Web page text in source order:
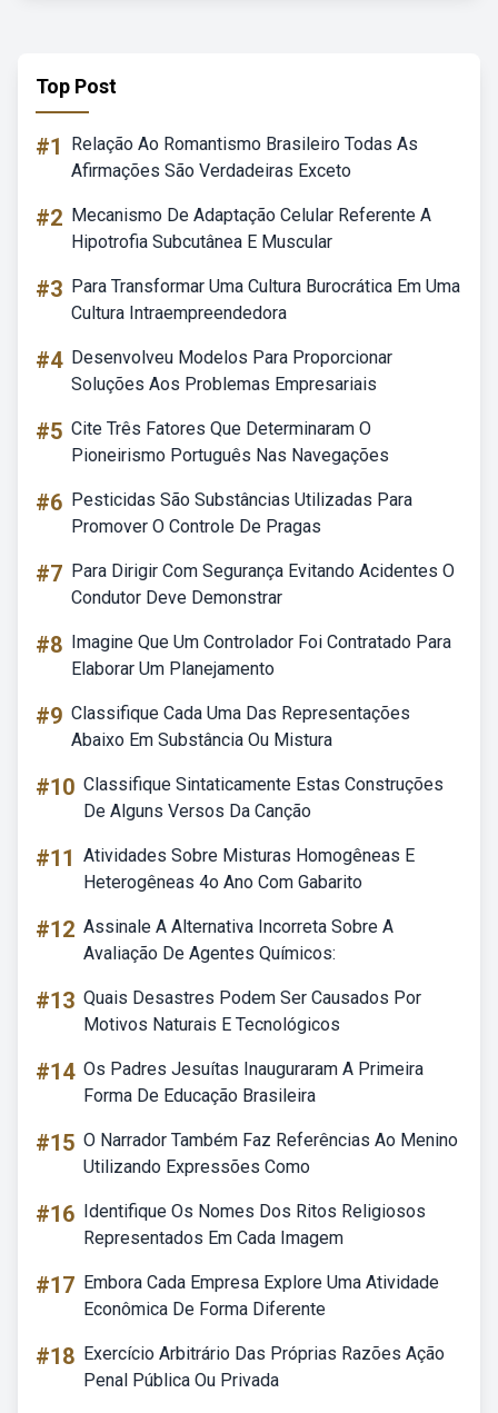
Top Post
#1
Relação Ao Romantismo Brasileiro Todas As
Afirmações São Verdadeiras Exceto
#2 Mecanismo De Adaptação Celular Referente A
Hipotrofia Subcutânea E Muscular
#3 Para Transformar Uma Cultura Burocrática Em Uma
Cultura Intraempreendedora
#4 Desenvolveu Modelos Para Proporcionar
Soluções Aos Problemas Empresariais
#5 Cite Três Fatores Que Determinaram O
Pioneirismo Português Nas Navegações
#6 Pesticidas São Substâncias Utilizadas Para
Promover O Controle De Pragas
#7 Para Dirigir Com Segurança Evitando Acidentes O
Condutor Deve Demonstrar
#8 Imagine Que Um Controlador Foi Contratado Para
Elaborar Um Planejamento
#9 Classifique Cada Uma Das Representações
Abaixo Em Substância Ou Mistura
#10 Classifique Sintaticamente Estas Construções
De Alguns Versos Da Canção
#11 Atividades Sobre Misturas Homogêneas E
Heterogêneas 4o Ano Com Gabarito
#12 Assinale A Alternativa Incorreta Sobre A
Avaliação De Agentes Químicos:
#13 Quais Desastres Podem Ser Causados Por
Motivos Naturais E Tecnológicos
#14 Os Padres Jesuítas Inauguraram A Primeira
Forma De Educação Brasileira
#15 O Narrador Também Faz Referências Ao Menino
Utilizando Expressões Como
#16 Identifique Os Nomes Dos Ritos Religiosos
Representados Em Cada Imagem
#17 Embora Cada Empresa Explore Uma Atividade
Econômica De Forma Diferente
#18 Exercício Arbitrário Das Próprias Razões Ação
Penal Pública Ou Privada